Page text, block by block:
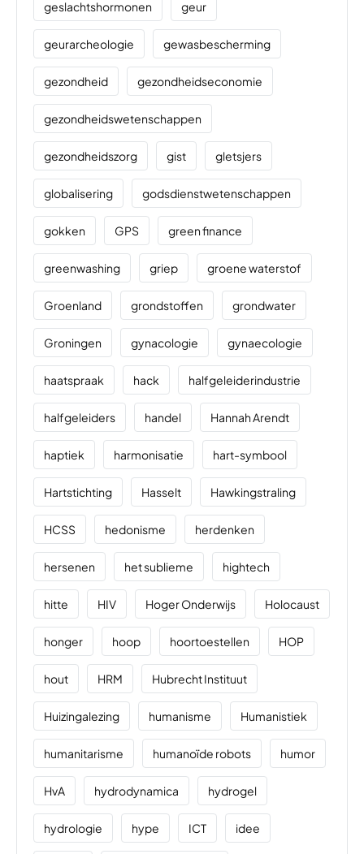
geslachtshormonen geur
geurarcheologie gewasbescherming
gezondheid gezondheidseconomie
gezondheidswetenschappen
gezondheidszorg gist gletsjers
globalisering godsdienstwetenschappen
gokken GPS green finance
greenwashing griep groene waterstof
Groenland grondstoffen grondwater
Groningen gynacologie gynaecologie
haatspraak hack halfgeleiderindustrie
halfgeleiders handel Hannah Arendt
haptiek harmonisatie hart-symbool
Hartstichting Hasselt Hawkingstraling
HCSS hedonisme herdenken
hersenen het sublieme hightech
hitte HIV Hoger Onderwijs Holocaust
honger hoop hoortoestellen HOP
hout HRM Hubrecht Instituut
Huizingalezing humanisme Humanistiek
humanitarisme humanoïde robots humor
HvA hydrodynamica hydrogel
hydrologie hype ICT idee